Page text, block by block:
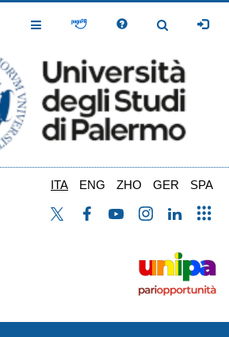
Toggle
Toggle
ITA ENG ZHO GER SPA